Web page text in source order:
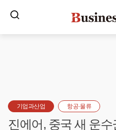
기업과산업 항공·물류
진에어, 중국 새 운